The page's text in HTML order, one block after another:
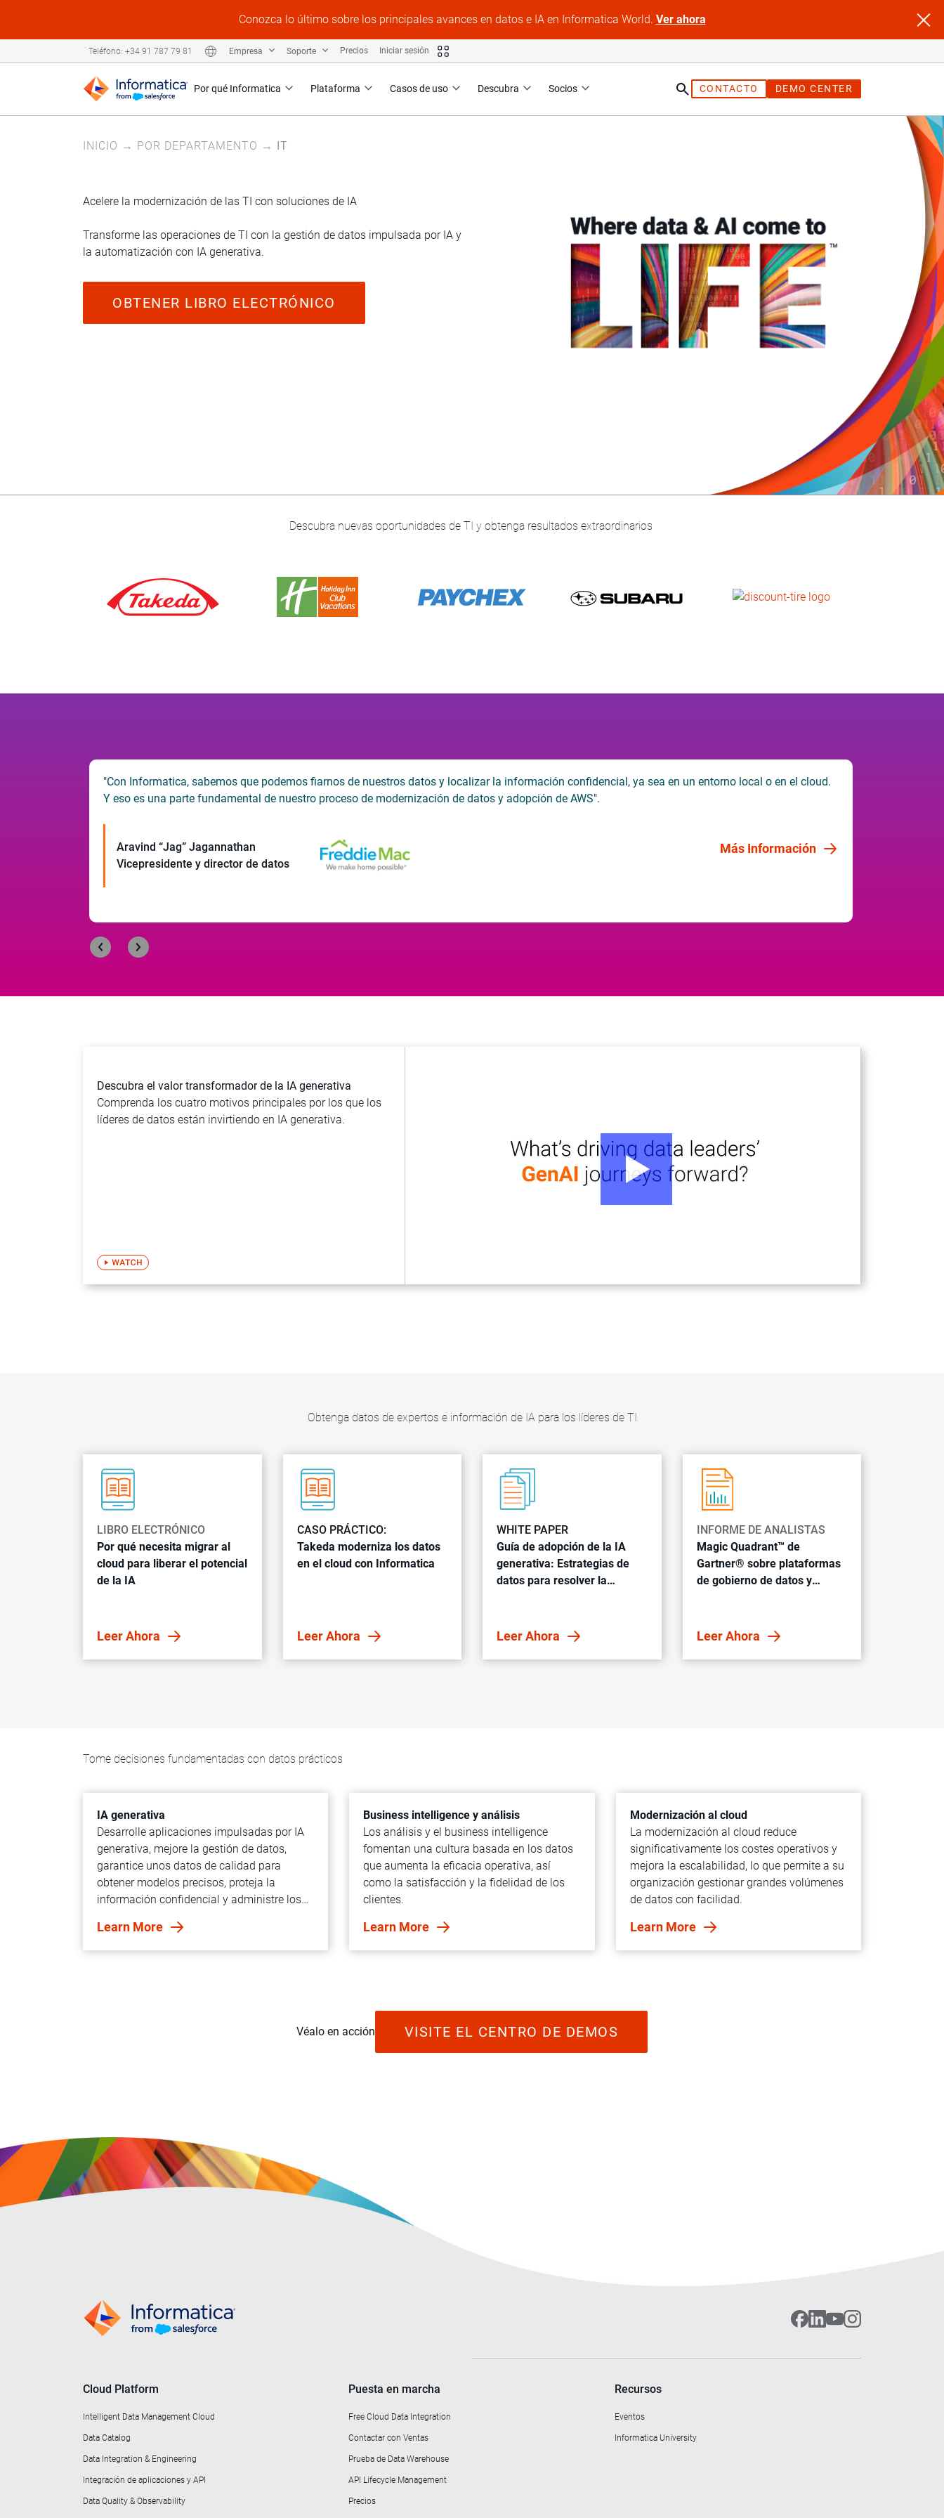
Conozca lo último sobre los principales avances en datos e IA en Informatica World. Ver ahora
Por qué Informatica Plataforma Casos de uso Descubra Socios CONTACTO DEMO CENTER
Teléfono: +34 91 787 79 81 Empresa Soporte Precios Iniciar sesión
INICIO → POR DEPARTAMENTO → IT
Acelere la modernización de las TI con soluciones de IA
Transforme las operaciones de TI con la gestión de datos impulsada por IA y
la automatización con IA generativa.
OBTENER LIBRO ELECTRÓNICO
Descubra nuevas oportunidades de TI y obtenga resultados extraordinarios
"Con Informatica, sabemos que podemos fiarnos de nuestros datos y localizar la información confidencial, ya sea en un entorno local o en el cloud.
Y eso es una parte fundamental de nuestro proceso de modernización de datos y adopción de AWS".
Aravind “Jag” Jagannathan
Vicepresidente y director de datos
Más Información
Descubra el valor transformador de la IA generativa
Comprenda los cuatro motivos principales por los que los
líderes de datos están invirtiendo en IA generativa.
Obtenga datos de expertos e información de IA para los líderes de TI
LIBRO ELECTRÓNICO
Por qué necesita migrar al
cloud para liberar el potencial
de la IA
Leer Ahora
CASO PRÁCTICO:
Takeda moderniza los datos
en el cloud con Informatica
Leer Ahora
WHITE PAPER
Guía de adopción de la IA
generativa: Estrategias de
datos para resolver la
Leer Ahora
INFORME DE ANALISTAS
Magic Quadrant™ de
Gartner® sobre plataformas
de gobierno de datos y
Leer Ahora
Tome decisiones fundamentadas con datos prácticos
IA generativa
Desarrolle aplicaciones impulsadas por IA
generativa, mejore la gestión de datos,
garantice unos datos de calidad para
obtener modelos precisos, proteja la
información confidencial y administre los
departamento.
Learn More
Business intelligence y análisis
Los análisis y el business intelligence
fomentan una cultura basada en los datos
que aumenta la eficacia operativa, así
como la satisfacción y la fidelidad de los
clientes.
Learn More
Modernización al cloud
La modernización al cloud reduce
significativamente los costes operativos y
mejora la escalabilidad, lo que permite a su
organización gestionar grandes volúmenes
de datos con facilidad.
Learn More
Véalo en acción VISITE EL CENTRO DE DEMOS
Cloud Platform
Intelligent Data Management Cloud
Data Catalog
Data Integration & Engineering
Integración de aplicaciones y API
Data Quality & Observability
Puesta en marcha
Free Cloud Data Integration
Contactar con Ventas
Prueba de Data Warehouse
API Lifecycle Management
Precios
Recursos
Eventos
Informatica University